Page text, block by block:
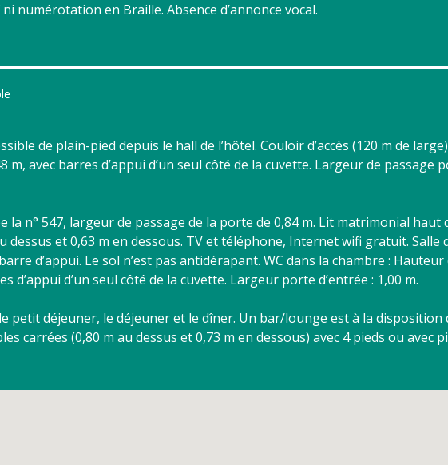
numérotation en Braille. Absence d’annonce vocal.
de plain-pied depuis le hall de l’hôtel. Couloir d’accès (120 m de
m, avec barres d’appui d’un seul côté de la cuvette. Largeur de passage
la n° 547, largeur de passage de la porte de 0,84 m. Lit matrimonial haut
dessus et 0,63 m en dessous. TV et téléphone, Internet wifi gratuit. Salle
d’appui. Le sol n’est pas antidérapant. WC dans la chambre : Hauteur
d’appui d’un seul côté de la cuvette. Largeur porte d’entrée : 1,00 m.
petit déjeuner, le déjeuner et le dîner. Un bar/lounge est à la disposition
carrées (0,80 m au dessus et 0,73 m en dessous) avec 4 pieds ou avec